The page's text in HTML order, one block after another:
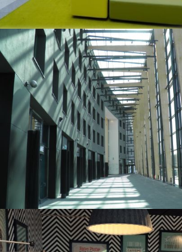
Chmielna 132/134
Adgar Park West